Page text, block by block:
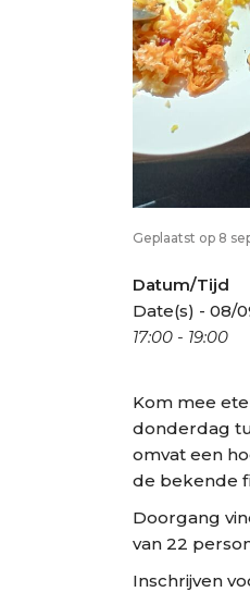
Geplaatst op 8
Datum/Tijd
Date(s) - 08/
17:00 - 19:00
Kom mee
donderdag
omvat een
de bekende
Doorgang
van 22
Inschrijven